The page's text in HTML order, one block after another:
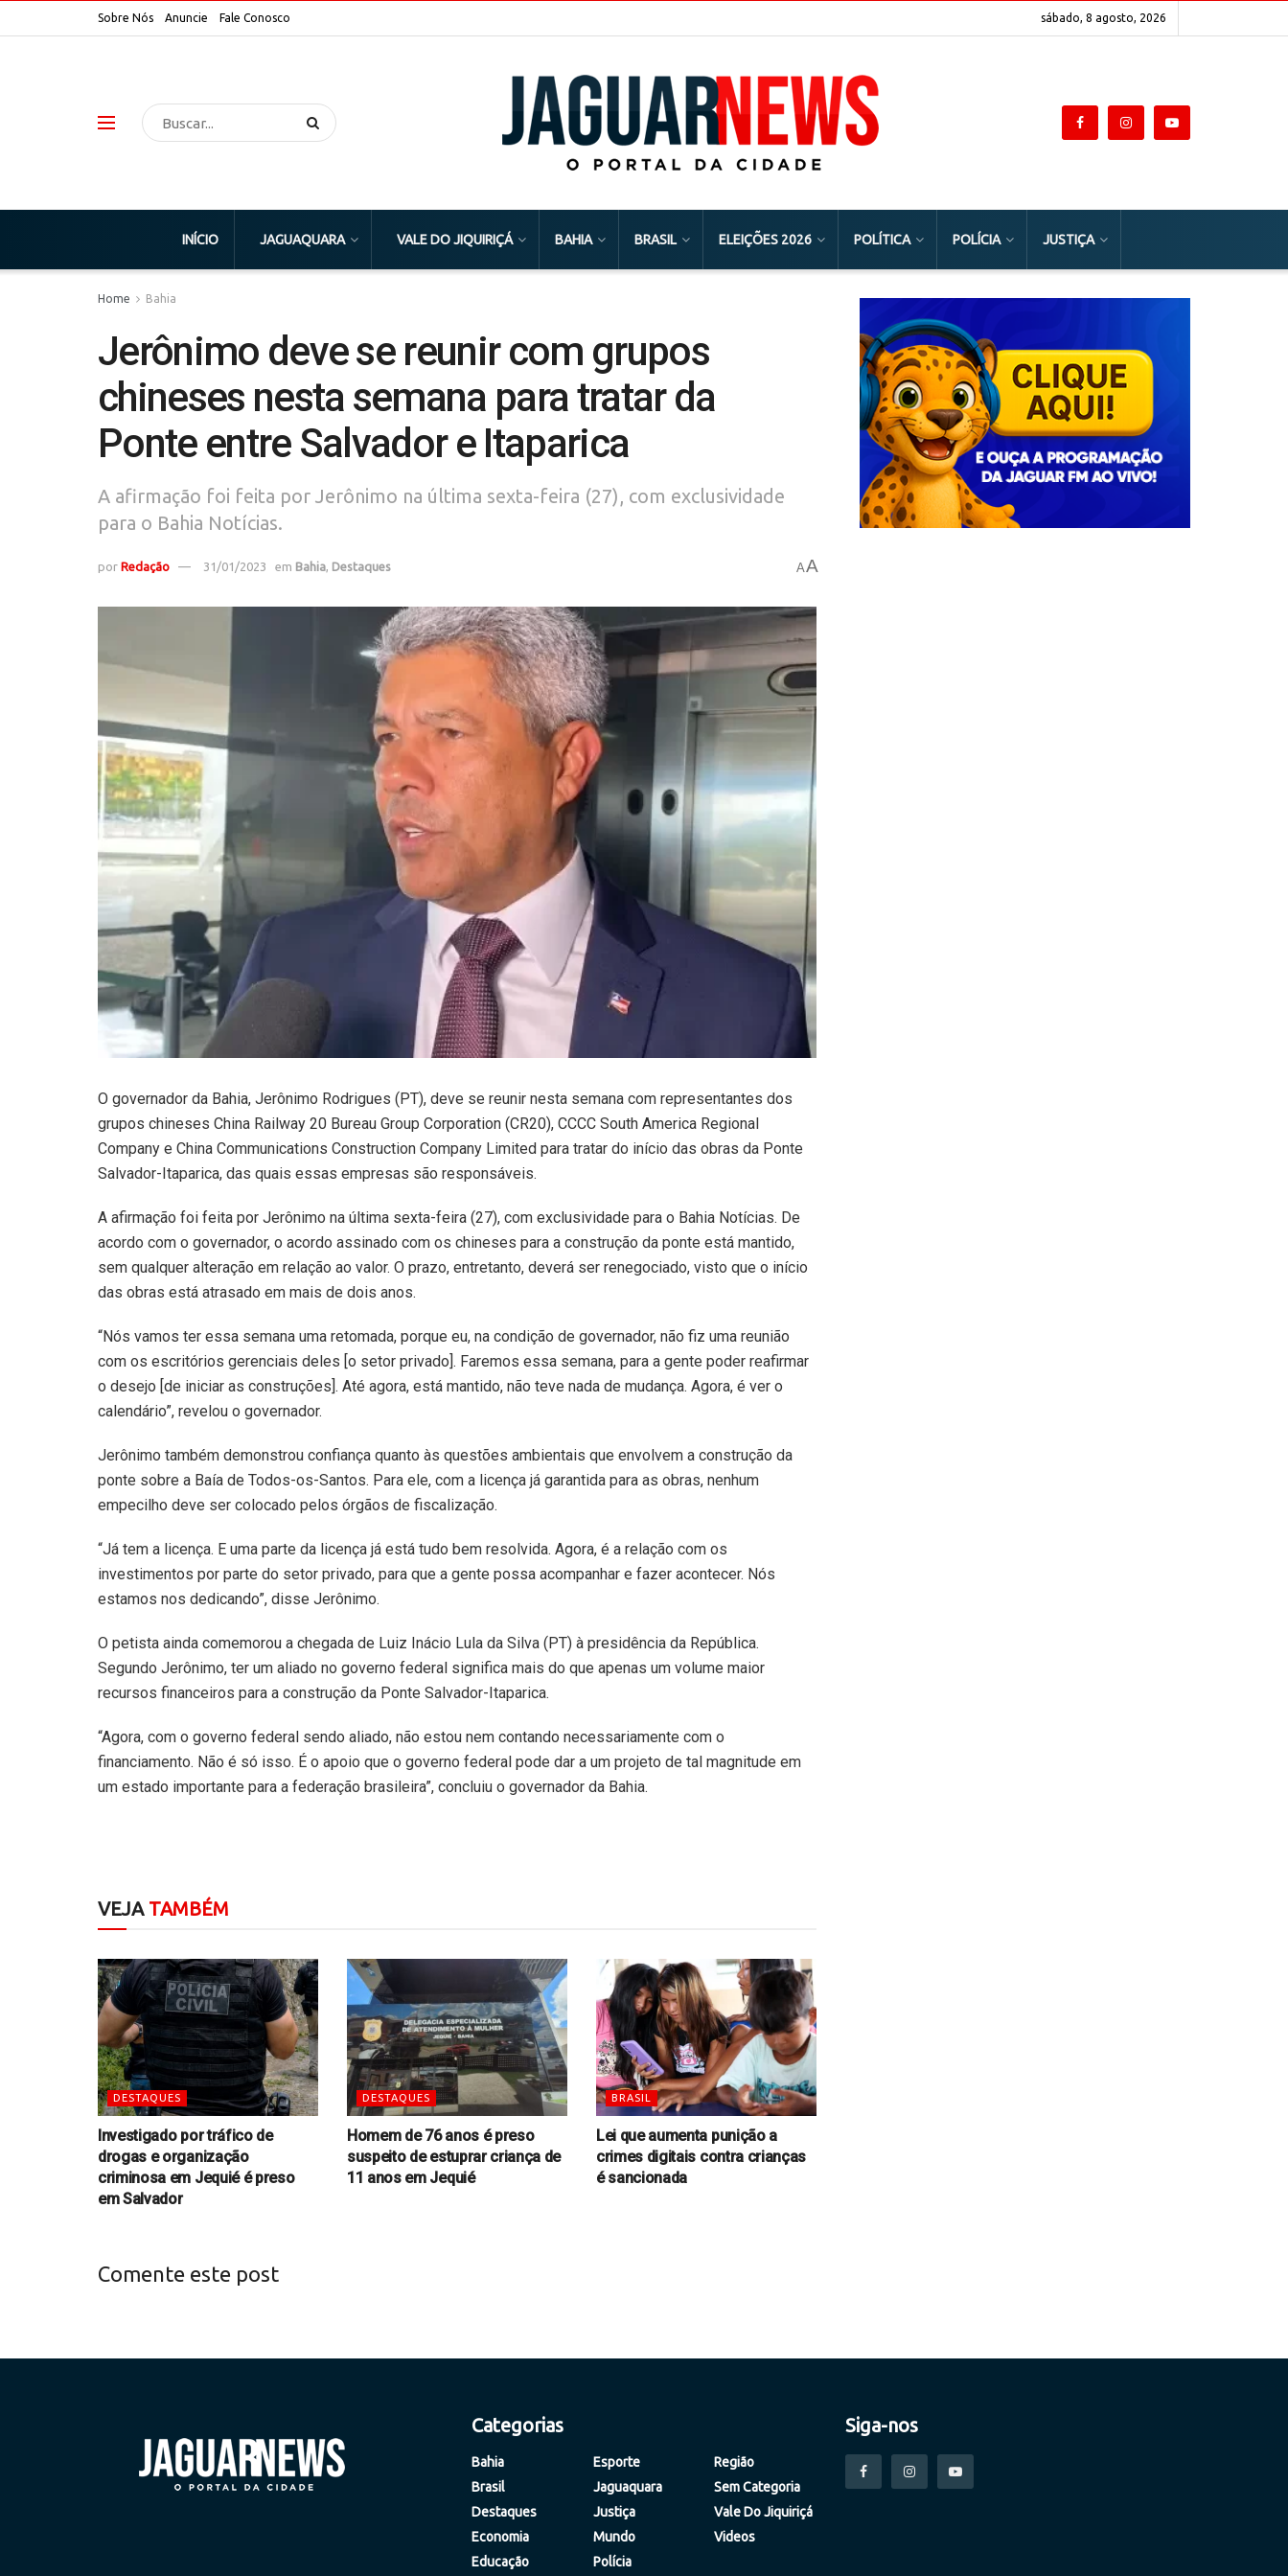
Sobre Nós Anuncie Fale Conosco sábado, 8 agosto, 2026
INÍCIO JAGUAQUARA VALE DO JIQUIRIÇÁ BAHIA BRASIL ELEIÇÕES 2026 POLÍTICA POLÍCIA JUSTIÇA
Home Bahia
Jerônimo deve se reunir com grupos
chineses nesta semana para tratar da
Ponte entre Salvador e Itaparica
A afirmação foi feita por Jerônimo na última sexta-feira (27), com exclusividade
para o Bahia Notícias.
por Redação 31/01/2023 em Bahia, Destaques AA
O governador da Bahia, Jerônimo Rodrigues (PT), deve se reunir nesta semana com representantes dos
grupos chineses China Railway 20 Bureau Group Corporation (CR20), CCCC South America Regional
Company e China Communications Construction Company Limited para tratar do início das obras da Ponte
Salvador-Itaparica, das quais essas empresas são responsáveis.
A afirmação foi feita por Jerônimo na última sexta-feira (27), com exclusividade para o Bahia Notícias. De
acordo com o governador, o acordo assinado com os chineses para a construção da ponte está mantido,
sem qualquer alteração em relação ao valor. O prazo, entretanto, deverá ser renegociado, visto que o início
das obras está atrasado em mais de dois anos.
“Nós vamos ter essa semana uma retomada, porque eu, na condição de governador, não fiz uma reunião
com os escritórios gerenciais deles [o setor privado]. Faremos essa semana, para a gente poder reafirmar
o desejo [de iniciar as construções]. Até agora, está mantido, não teve nada de mudança. Agora, é ver o
calendário”, revelou o governador.
Jerônimo também demonstrou confiança quanto às questões ambientais que envolvem a construção da
ponte sobre a Baía de Todos-os-Santos. Para ele, com a licença já garantida para as obras, nenhum
empecilho deve ser colocado pelos órgãos de fiscalização.
“Já tem a licença. E uma parte da licença já está tudo bem resolvida. Agora, é a relação com os
investimentos por parte do setor privado, para que a gente possa acompanhar e fazer acontecer. Nós
estamos nos dedicando”, disse Jerônimo.
O petista ainda comemorou a chegada de Luiz Inácio Lula da Silva (PT) à presidência da República.
Segundo Jerônimo, ter um aliado no governo federal significa mais do que apenas um volume maior
recursos financeiros para a construção da Ponte Salvador-Itaparica.
“Agora, com o governo federal sendo aliado, não estou nem contando necessariamente com o
financiamento. Não é só isso. É o apoio que o governo federal pode dar a um projeto de tal magnitude em
um estado importante para a federação brasileira”, concluiu o governador da Bahia.
VEJATAMBÉM
DESTAQUES
Investigado por tráfico de
drogas e organização
criminosa em Jequié é preso
em Salvador
DESTAQUES
Homem de 76 anos é preso
suspeito de estuprar criança de
11 anos em Jequié
BRASIL
Lei que aumenta punição a
crimes digitais contra crianças
é sancionada
Comente este post
Categorias
Bahia
Brasil
Destaques
Economia
Educação
Esporte
Jaguaquara
Justiça
Mundo
Polícia
Região
Sem Categoria
Vale Do Jiquiriçá
Videos
Siga-nos